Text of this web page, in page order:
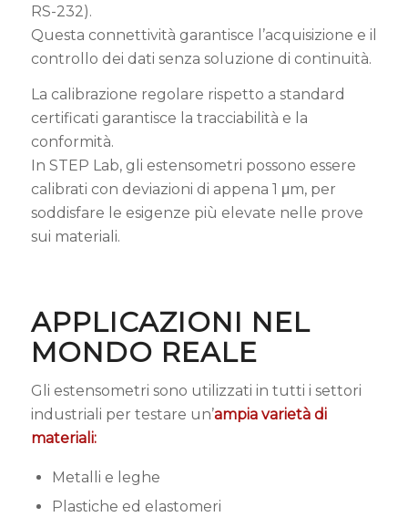
RS-232).
Questa connettività garantisce l’acquisizione e il
controllo dei dati senza soluzione di continuità.
La calibrazione regolare rispetto a standard
certificati garantisce la tracciabilità e la
conformità.
In STEP Lab, gli estensometri possono essere
calibrati con deviazioni di appena 1 μm, per
soddisfare le esigenze più elevate nelle prove
sui materiali.
APPLICAZIONI NEL
MONDO REALE
Gli estensometri sono utilizzati in tutti i settori
industriali per testare un’ampia varietà di
materiali:
Metalli e leghe
Plastiche ed elastomeri